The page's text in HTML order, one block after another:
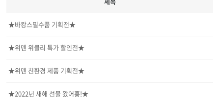
★바캉스필수품 기획전★
★위덴 위클리 특가 할인전★
★위덴 친환경 제품 기획전★
★2022년 새해 선물 왔어흥!★